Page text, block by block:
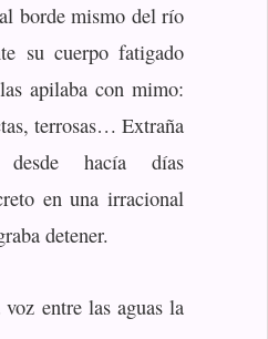
borde mismo del río
su cuerpo fatigado
apilaba con mimo:
terrosas… Extraña
hacía días
en una irracional
detener.
entre las aguas la